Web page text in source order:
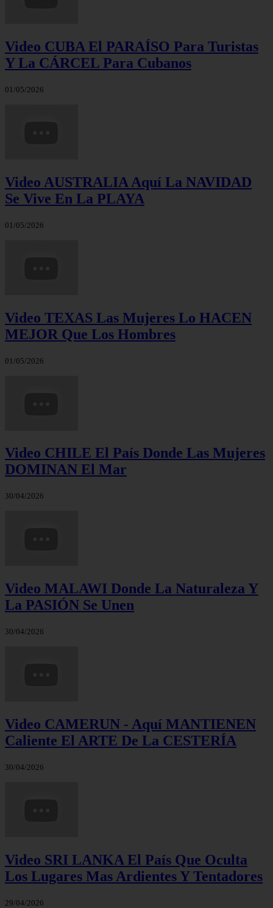
Video CUBA El PARAÍSO Para Turistas
Y La CÁRCEL Para Cubanos
01/05/2026
Video AUSTRALIA Aquí La NAVIDAD
Se Vive En La PLAYA
01/05/2026
Video TEXAS Las Mujeres Lo HACEN
MEJOR Que Los Hombres
01/05/2026
Video CHILE El País Donde Las Mujeres
DOMINAN El Mar
30/04/2026
Video MALAWI Donde La Naturaleza Y
La PASIÓN Se Unen
30/04/2026
Video CAMERUN - Aquí MANTIENEN
Caliente El ARTE De La CESTERÍA
30/04/2026
Video SRI LANKA El País Que Oculta
Los Lugares Mas Ardientes Y Tentadores
29/04/2026